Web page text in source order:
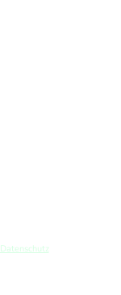
Datenschutz